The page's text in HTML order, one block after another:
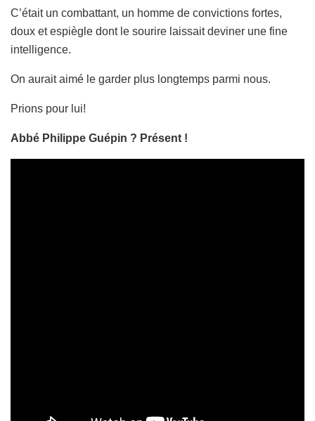
C’était un combattant, un homme de convictions fortes,
doux et espiègle dont le sourire laissait deviner une fine
intelligence.
On aurait aimé le garder plus longtemps parmi nous.
Prions pour lui!
Abbé Philippe Guépin ? Présent !